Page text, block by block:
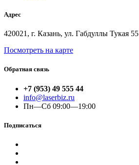
Адрес
420021, г. Казань, ул. Габдуллы Тукая 55
Посмотреть на карте
Обратная связь
+7 (953) 49 555 44
info@laserbiz.ru
Пн—Сб 09:00—19:00
Подписаться